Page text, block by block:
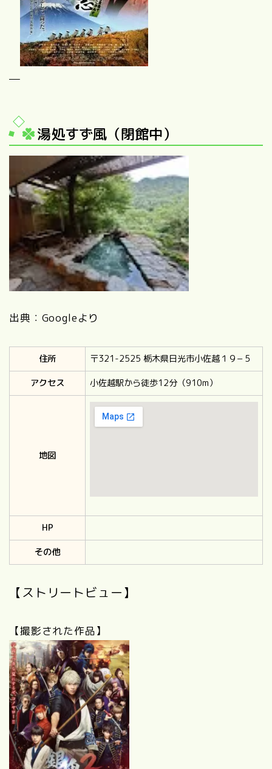
湯処すず風（閉館中）
出典：Googleより
住所
〒321-2525 栃木県日光市小佐越１９−５
アクセス
小佐越駅から徒歩12分（910m）
地図
HP
その他
【ストリートビュー】
【撮影された作品】